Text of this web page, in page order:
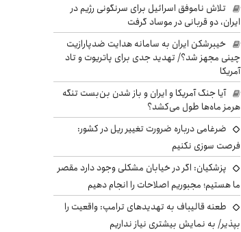
تلاش ناموفق اسرائیل برای سرنگونی رژیم در
ایران، دو قربانی در موساد گرفت
خیبرشکن ایران به سامانه هدایت ضدپارازیت
چینی مجهز شد؟/ تهدید جدی برای پاتریوت و تاد
آمریکا
آیا جنگ آمریکا و ایران و باز شدن بن‌بست تنگه
هرمز ماه‌ها طول می‌کشد؟
ضرغامی درباره ضرورت تغییر ریل در کشور:
فرصت سوزی نکنیم
پزشکیان: اگر در خیابان مشکلی وجود دارد مقصر
ما هستیم؛ مجبوریم اصلاحات را انجام دهیم
طعنه قالیباف به تهدیدهای ترامپ: واقعیت را
بپذیر/ به نمایش بیشتری نیاز نداریم